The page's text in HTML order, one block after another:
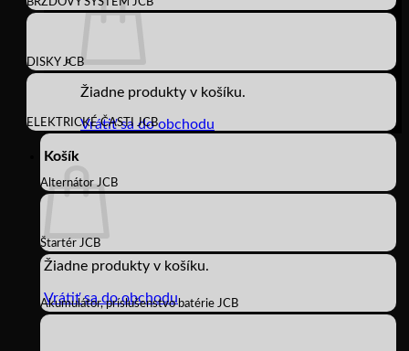
Žiadne produkty v košíku.
Vrátiť sa do obchodu
Košík
Žiadne produkty v košíku.
Vrátiť sa do obchodu
DISKY JCB
ELEKTRICKÉ ČASTI JCB
Alternátor JCB
Štartér JCB
Akumulátor, príslušenstvo batérie JCB